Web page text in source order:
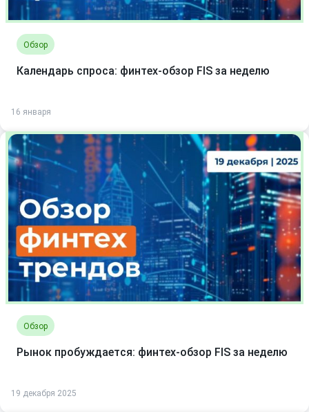
Обзор
Календарь спроса: финтех-обзор FIS за неделю
16 января
Обзор
Рынок пробуждается: финтех-обзор FIS за неделю
19 декабря 2025